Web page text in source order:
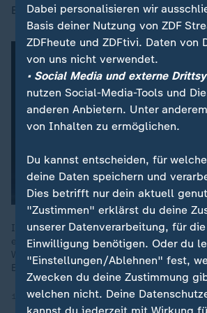
Bundessicherheitsrates nicht aus.
Im Gespräch mit dem Berliner Publizisten
erklärt Wirtschaftsminister Robert Habeck,
Waffenlieferung Deutschlands "ist immer
Entscheidung".
10.10.2024 | 0:55 min
Dabei personalisieren wir
Basis deiner Nutzung von ZDF
ZDFheute und ZDFtivi. Daten von
von uns nicht verwendet.
• Social Media und externe
nutzen Social-Media-Tools und
anderen Anbietern. Unter
von Inhalten zu ermöglichen.
Du kannst entscheiden, für
deine Daten speichern und
Dies betrifft nur dein aktuell
"Zustimmen" erklärst du deine
unserer Datenverarbeitung, für
Einwilligung benötigen. Oder du
"Einstellungen/Ablehnen" fest,
Zwecken du deine Zustimmung
welchen nicht. Deine
kannst du jederzeit mit Wirkung